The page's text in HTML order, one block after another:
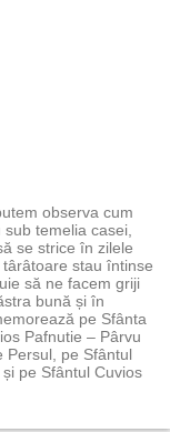
observa cum
temelia casei,
se strice în zilele
stau întinse
să ne facem griji
bună și în
pe Sfânta
Pafnutie – Pârvu
Persul, pe Sfântul
pe Sfântul Cuvios